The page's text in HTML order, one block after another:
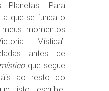
Para
que se funda o
momentos
Mística’.
antes de
que segue
ao resto do